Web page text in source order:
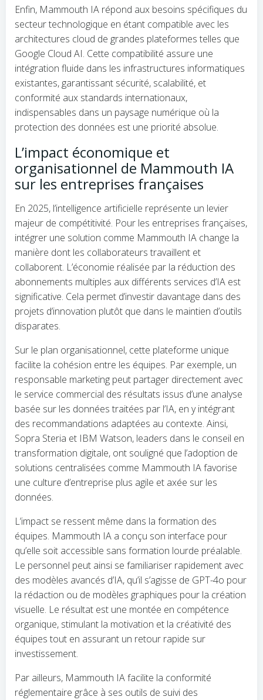
Enfin, Mammouth IA répond aux besoins spécifiques du
secteur technologique en étant compatible avec les
architectures cloud de grandes plateformes telles que
Google Cloud AI. Cette compatibilité assure une
intégration fluide dans les infrastructures informatiques
existantes, garantissant sécurité, scalabilité, et
conformité aux standards internationaux,
indispensables dans un paysage numérique où la
protection des données est une priorité absolue.
L’impact économique et
organisationnel de Mammouth IA
sur les entreprises françaises
En 2025, l’intelligence artificielle représente un levier
majeur de compétitivité. Pour les entreprises françaises,
intégrer une solution comme Mammouth IA change la
manière dont les collaborateurs travaillent et
collaborent. L’économie réalisée par la réduction des
abonnements multiples aux différents services d’IA est
significative. Cela permet d’investir davantage dans des
projets d’innovation plutôt que dans le maintien d’outils
disparates.
Sur le plan organisationnel, cette plateforme unique
facilite la cohésion entre les équipes. Par exemple, un
responsable marketing peut partager directement avec
le service commercial des résultats issus d’une analyse
basée sur les données traitées par l’IA, en y intégrant
des recommandations adaptées au contexte. Ainsi,
Sopra Steria et IBM Watson, leaders dans le conseil en
transformation digitale, ont souligné que l’adoption de
solutions centralisées comme Mammouth IA favorise
une culture d’entreprise plus agile et axée sur les
données.
L’impact se ressent même dans la formation des
équipes. Mammouth IA a conçu son interface pour
qu’elle soit accessible sans formation lourde préalable.
Le personnel peut ainsi se familiariser rapidement avec
des modèles avancés d’IA, qu’il s’agisse de GPT-4o pour
la rédaction ou de modèles graphiques pour la création
visuelle. Le résultat est une montée en compétence
organique, stimulant la motivation et la créativité des
équipes tout en assurant un retour rapide sur
investissement.
Par ailleurs, Mammouth IA facilite la conformité
réglementaire grâce à ses outils de suivi des